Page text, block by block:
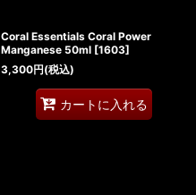
Coral Essentials Coral Power
Manganese 50ml [1603]
3,300円(税込)
カートに入れる